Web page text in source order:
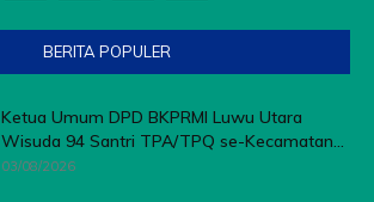
BERITA POPULER
Ketua Umum DPD BKPRMI Luwu Utara
Wisuda 94 Santri TPA/TPQ se-Kecamatan...
03/08/2026